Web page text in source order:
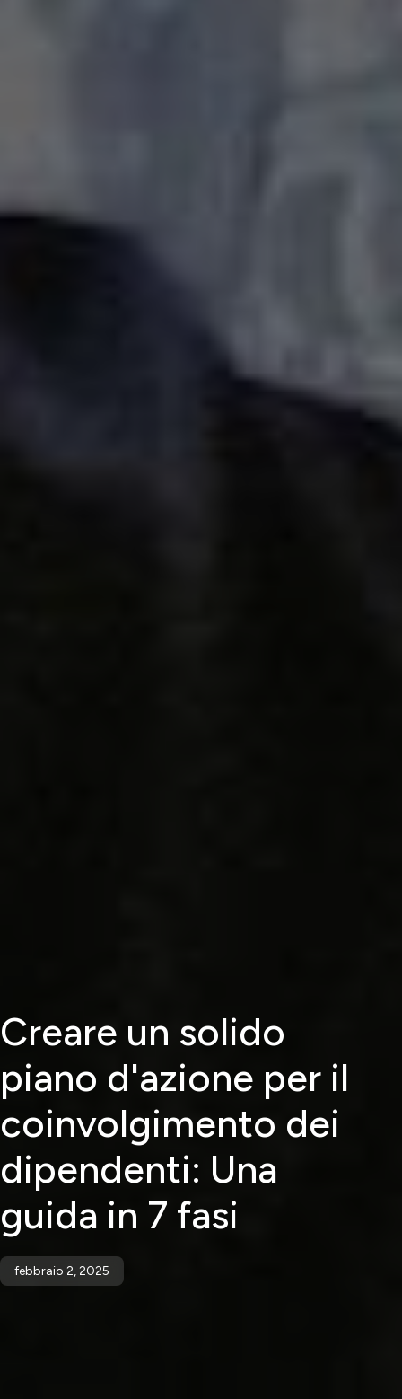
Creare un solido
piano d'azione per il
coinvolgimento dei
dipendenti: Una
guida in 7 fasi
febbraio 2, 2025